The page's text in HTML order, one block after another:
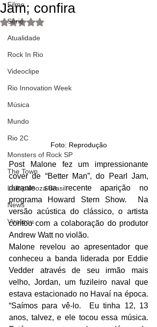
Filme
Série
Atualidade
Rock In Rio
Videoclipe
Rio Innovation Week
Música
Mundo
Rio 2C
Monsters of Rock SP
The Town
Lollapalooza Brasil
News
Viralizou
Jam; confira
Avaliado com NaN de 5 estrelas.
Foto: Reprodução
Post Malone fez um impressionante
cover de “Better Man”, do Pearl Jam,
durante sua recente aparição no
programa Howard Stern Show.  Na
versão acústica do clássico, o artista
contou com a colaboração do produtor
Andrew Watt no violão.
Malone revelou ao apresentador que
conheceu a banda liderada por Eddie
Vedder através de seu irmão mais
velho, Jordan, um fuzileiro naval que
estava estacionado no Havaí na época.
“Saímos para vê-lo.  Eu tinha 12, 13
anos, talvez, e ele tocou essa música.